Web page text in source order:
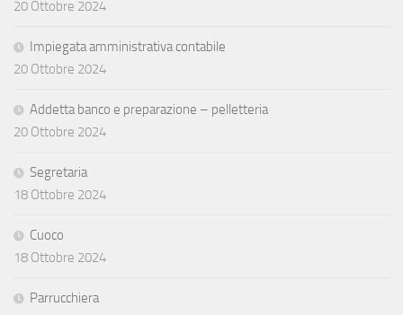
20 Ottobre 2024
Impiegata amministrativa contabile
20 Ottobre 2024
Addetta banco e preparazione – pelletteria
20 Ottobre 2024
Segretaria
18 Ottobre 2024
Cuoco
18 Ottobre 2024
Parrucchiera